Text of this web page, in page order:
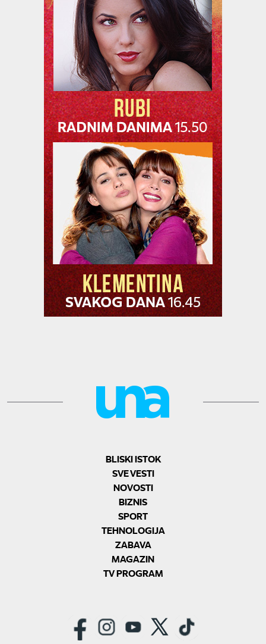
BLISKI ISTOK
SVE VESTI
NOVOSTI
BIZNIS
SPORT
TEHNOLOGIJA
ZABAVA
MAGAZIN
TV PROGRAM